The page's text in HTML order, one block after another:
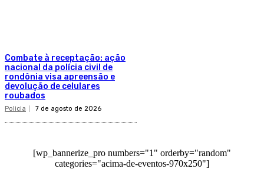
Combate à receptação: ação
nacional da polícia civil de
rondônia visa apreensão e
devolução de celulares
roubados
Policia 7 de agosto de 2026
[wp_bannerize_pro numbers="1" orderby="random"
categories="acima-de-eventos-970x250"]